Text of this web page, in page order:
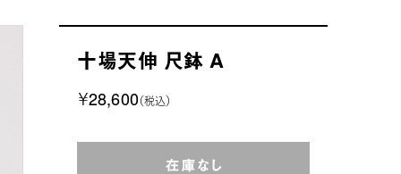
十場天伸 尺鉢 A
￥28,600（税込）